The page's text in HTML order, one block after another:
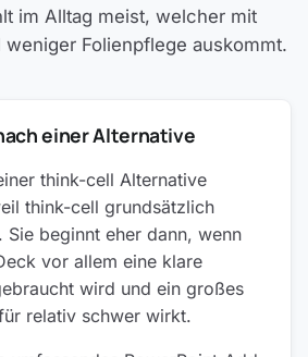
im Alltag meist, welcher mit
Folienpflege auskommt.
einer Alternative
think-cell Alternative
think-cell grundsätzlich
Sie beginnt eher dann, wenn
vor allem eine klare
wird und ein großes
relativ schwer wirkt.